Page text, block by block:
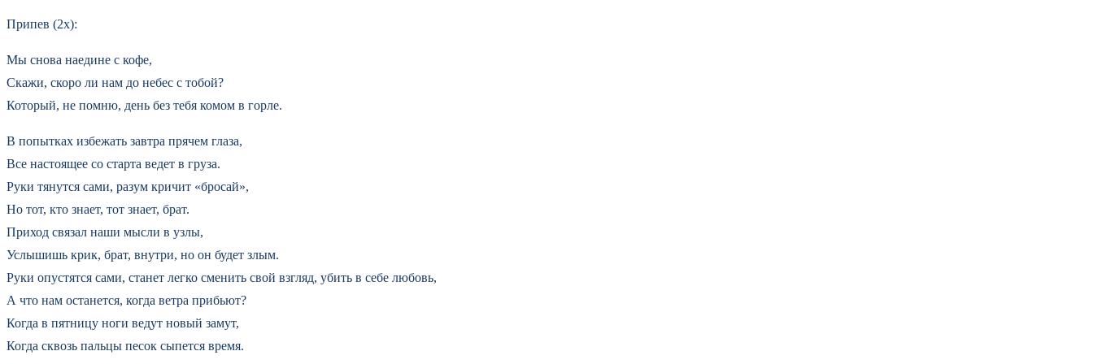
Припев (2x):
Мы снова наедине с кофе,
Скажи, скоро ли нам до небес с тобой?
Который, не помню, день без тебя комом в горле.
В попытках избежать завтра прячем глаза,
Все настоящее со старта ведет в груза.
Руки тянутся сами, разум кричит «бросай»,
Но тот, кто знает, тот знает, брат.
Приход связал наши мысли в узлы,
Услышишь крик, брат, внутри, но он будет злым.
Руки опустятся сами, станет легко сменить свой взгляд, убить в себе любовь,
А что нам останется, когда ветра прибьют?
Когда в пятницу ноги ведут новый замут,
Когда сквозь пальцы песок сыпется время.